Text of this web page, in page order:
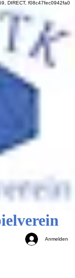
DIRECT, f08c47fec0942fa0
Anmelden